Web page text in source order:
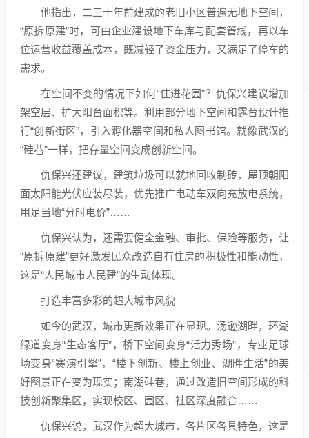
他指出，二三十年前建成的老旧小区普遍无地下空间，
“原拆原建”时，可由企业建设地下车库与配套管线，再以车
位运营收益覆盖成本，既减轻了资金压力，又满足了停车的
需求。
在空间不变的情况下如何“住进花园”？仇保兴建议增加
架空层、扩大阳台面积等。利用部分地下空间和露台设计推
行“创新街区”，引入孵化器空间和私人图书馆。就像武汉的
“硅巷”一样，把存量空间变成创新空间。
仇保兴还建议，建筑垃圾可以就地回收制砖，屋顶朝阳
面太阳能光伏应装尽装，优先推广电动车双向充放电系统，
用足当地“分时电价”……
仇保兴认为，还需要健全金融、审批、保险等服务，让
“原拆原建”更好激发民众改造自有住房的积极性和能动性，
这是“人民城市人民建”的生动体现。
打造丰富多彩的超大城市风貌
如今的武汉，城市更新效果正在显现。汤逊湖畔，环湖
绿道变身“生态客厅”，桥下空间变身“活力秀场”，专业足球
场变身“赛演引擎”，“楼下创新、楼上创业、湖畔生活”的美
好图景正在变为现实；南湖硅巷，通过改造旧空间形成的科
技创新聚集区，实现校区、园区、社区深度融合……
仇保兴说，武汉作为超大城市，各片区各具特色，这是